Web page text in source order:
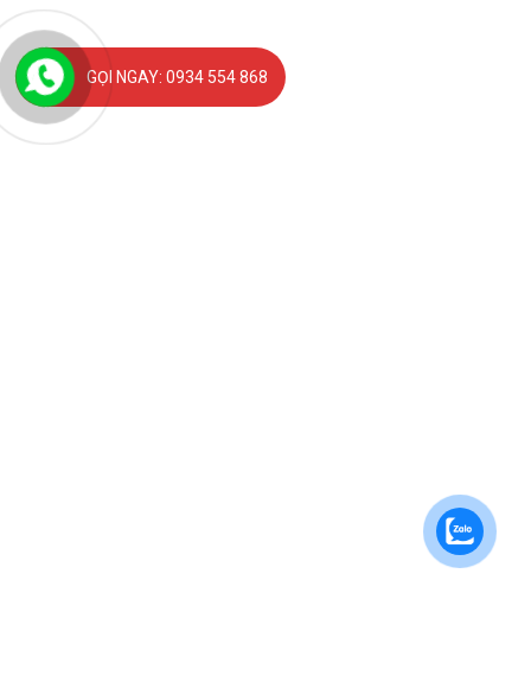
GỌI NGAY: 0934 554 868